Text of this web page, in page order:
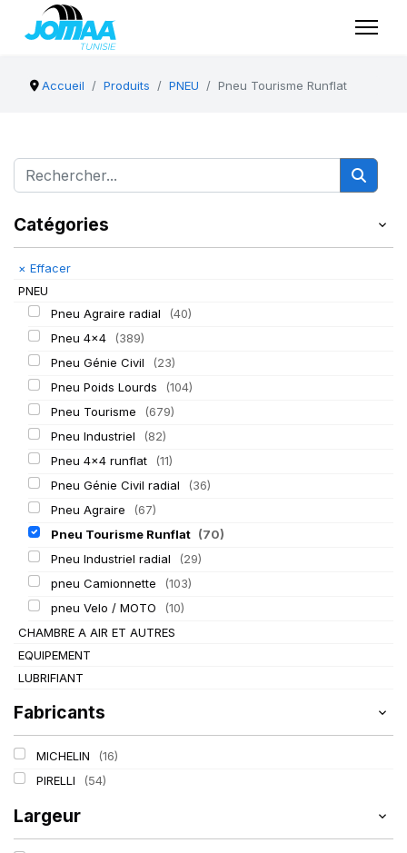
Accueil Produits PNEU Pneu Tourisme Runflat
Catégories
× Effacer
PNEU
Pneu Agraire radial
(40)
Pneu 4x4
(389)
Pneu Génie Civil
(23)
Pneu Poids Lourds
(104)
Pneu Tourisme
(679)
Pneu Industriel
(82)
Pneu 4x4 runflat
(11)
Pneu Génie Civil radial
(36)
Pneu Agraire
(67)
Pneu Tourisme Runflat (70)
Pneu Industriel radial
(29)
pneu Camionnette
(103)
pneu Velo / MOTO
(10)
CHAMBRE A AIR ET AUTRES
EQUIPEMENT
LUBRIFIANT
Fabricants
MICHELIN
(16)
PIRELLI
(54)
Largeur